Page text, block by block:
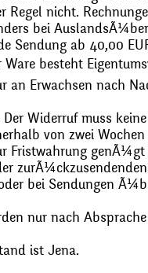
Regel nicht.
bei
Sendung ab 40,00
besteht
Erwachsen nach
Widerruf muss
von zwei
Fristwahrung
bei Sendungen
nur nach
ist Jena.